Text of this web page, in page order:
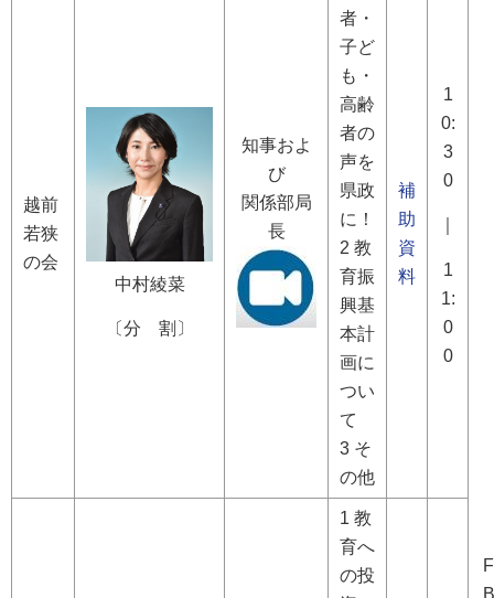
F
B
越前
若狭
の会
中村綾菜
〔分 割〕
知事およ
び
関係部局
長
者・
子ど
も・
高齢
者の
声を
県政
に！
2 教
育振
興基
本計
画に
つい
て
3 そ
の他
補
助
資
料
1
0:
3
0
1
1:
0
0
1 教
育へ
の投